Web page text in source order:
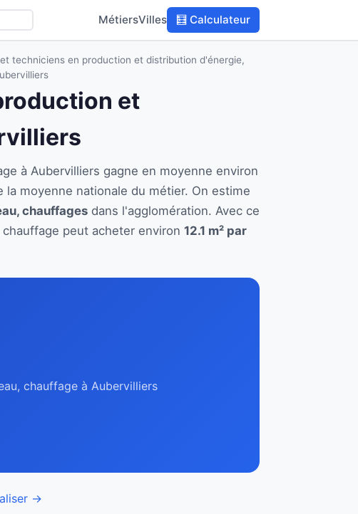
MétiersVilles 🧮 Calculateur
techniciens en production et distribution d'énergie,
et
à Aubervilliers gagne en moyenne environ
moyenne nationale du métier. On estime
chauffages dans l'agglomération. Avec ce
peut acheter environ 12.1 m² par
chauffage à Aubervilliers
→